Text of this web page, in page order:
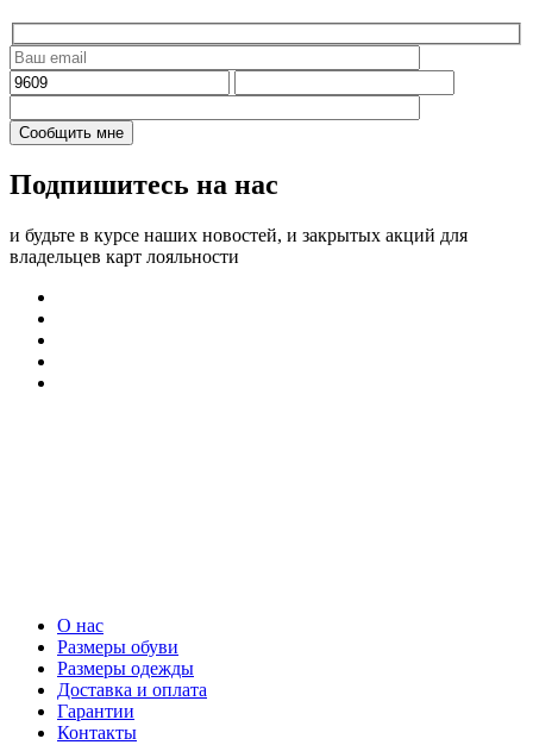
Подпишитесь на нас
и будьте в курсе наших новостей, и закрытых акций для
владельцев карт лояльности
О нас
Размеры обуви
Размеры одежды
Доставка и оплата
Гарантии
Контакты